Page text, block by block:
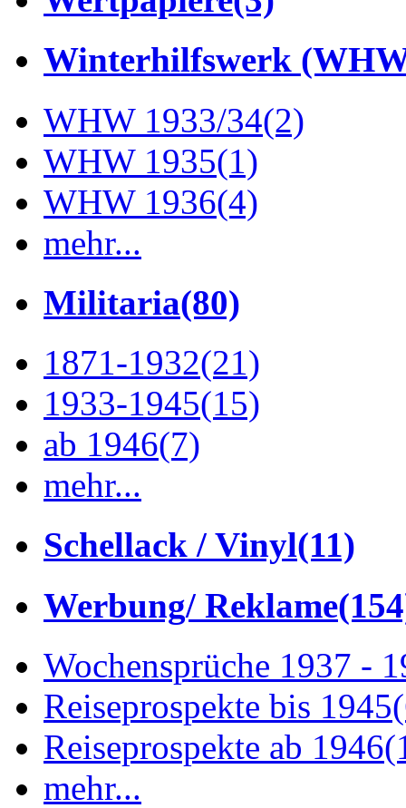
Winterhilfswerk
WHW 1933/34(2)
WHW 1935(1)
WHW 1936(4)
mehr...
Militaria(80)
1871-1932(21)
1933-1945(15)
ab 1946(7)
mehr...
Schellack / Vinyl(11)
Werbung/ Reklame
Wochensprüche 1937 -
Reiseprospekte bis 1945
Reiseprospekte ab 1946
mehr...